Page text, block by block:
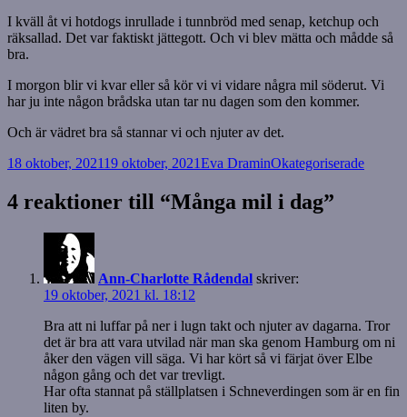
I kväll åt vi hotdogs inrullade i tunnbröd med senap, ketchup och
räksallad. Det var faktiskt jättegott. Och vi blev mätta och mådde så
bra.
I morgon blir vi kvar eller så kör vi vi vidare några mil söderut. Vi
har ju inte någon brådska utan tar nu dagen som den kommer.
Och är vädret bra så stannar vi och njuter av det.
Postat
18 oktober, 202119 oktober, 2021Författare
Eva DraminKategorier
Okategoriserade
4 reaktioner till “Många mil i dag”
Ann-Charlotte Rådendal skriver:
19 oktober, 2021 kl. 18:12
Bra att ni luffar på ner i lugn takt och njuter av dagarna. Tror
det är bra att vara utvilad när man ska genom Hamburg om ni
åker den vägen vill säga. Vi har kört så vi färjat över Elbe
någon gång och det var trevligt.
Har ofta stannat på ställplatsen i Schneverdingen som är en fin
liten by.